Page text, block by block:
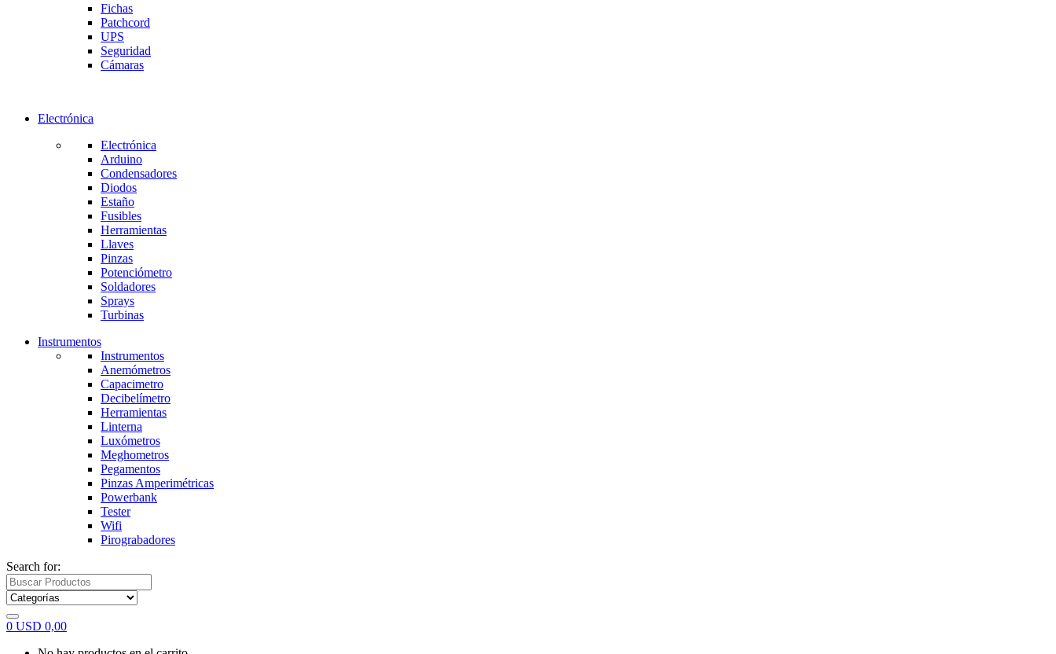
Fichas
Patchcord
UPS
Seguridad
Cámaras
Electrónica
Electrónica
Arduino
Condensadores
Diodos
Estaño
Fusibles
Herramientas
Llaves
Pinzas
Potenciómetro
Soldadores
Sprays
Turbinas
Instrumentos
Instrumentos
Anemómetros
Capacimetro
Decibelímetro
Herramientas
Linterna
Luxómetros
Meghometros
Pegamentos
Pinzas Amperimétricas
Powerbank
Tester
Wifi
Pirograbadores
Search for:
0 USD 0,00